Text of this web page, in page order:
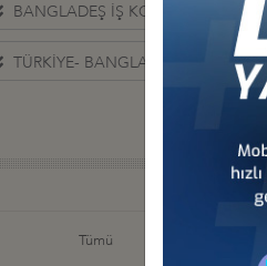
BANGLADEŞ İŞ KONSEYİ DAKKA
TÜRKİYE- BANGLADEŞ İŞ
Tümü